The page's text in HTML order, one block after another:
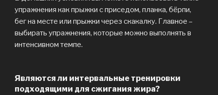
упражнения как прыжки с приседом, планка, бёрпи,
бег на месте или прыжки через скакалку. Главное –
выбирать упражнения, которые можно выполнять в
интенсивном темпе.
Являются ли интервальные тренировки
подходящими для сжигания жира?